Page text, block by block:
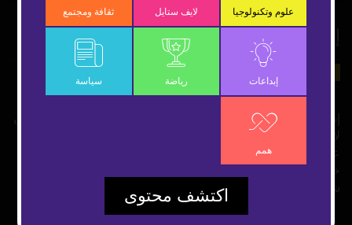
إسبانيا ستفجر بركان لابالما
إسبانيا تخطط لتفجير بركان لا بالما بعد الكوارث التي أحدثها بركان
لا بالما وضع مجلس برلمان جزر الكناري مقترحاً يقتضي تفجيره
عبر قصفه جواً أو وضع كميات من الديناميت حوله وهو ما وصفه
خبراء جيولوجيا بالأمر الخطر ليوضح الخبير المصري عباس
شراقي ما ينطوي على ذلك
علوم وتكنولوجيا لايف ستايل ثقافة ومجتمع
إبداعات رياضة سياسة
همم
اكتشف محتوى